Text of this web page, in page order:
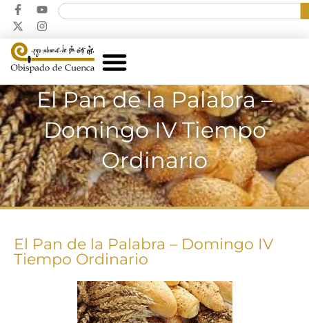
El Pan de la Palabra –
Domingo IV Tiempo
Ordinario
El Pan de la Palabra – Domingo IV
Tiempo Ordinario